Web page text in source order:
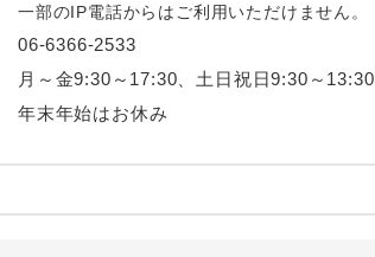
一部のIP電話からはご利用いただけません。
06-6366-2533
月～金9:30～17:30、土日祝日9:30～13:30
年末年始はお休み